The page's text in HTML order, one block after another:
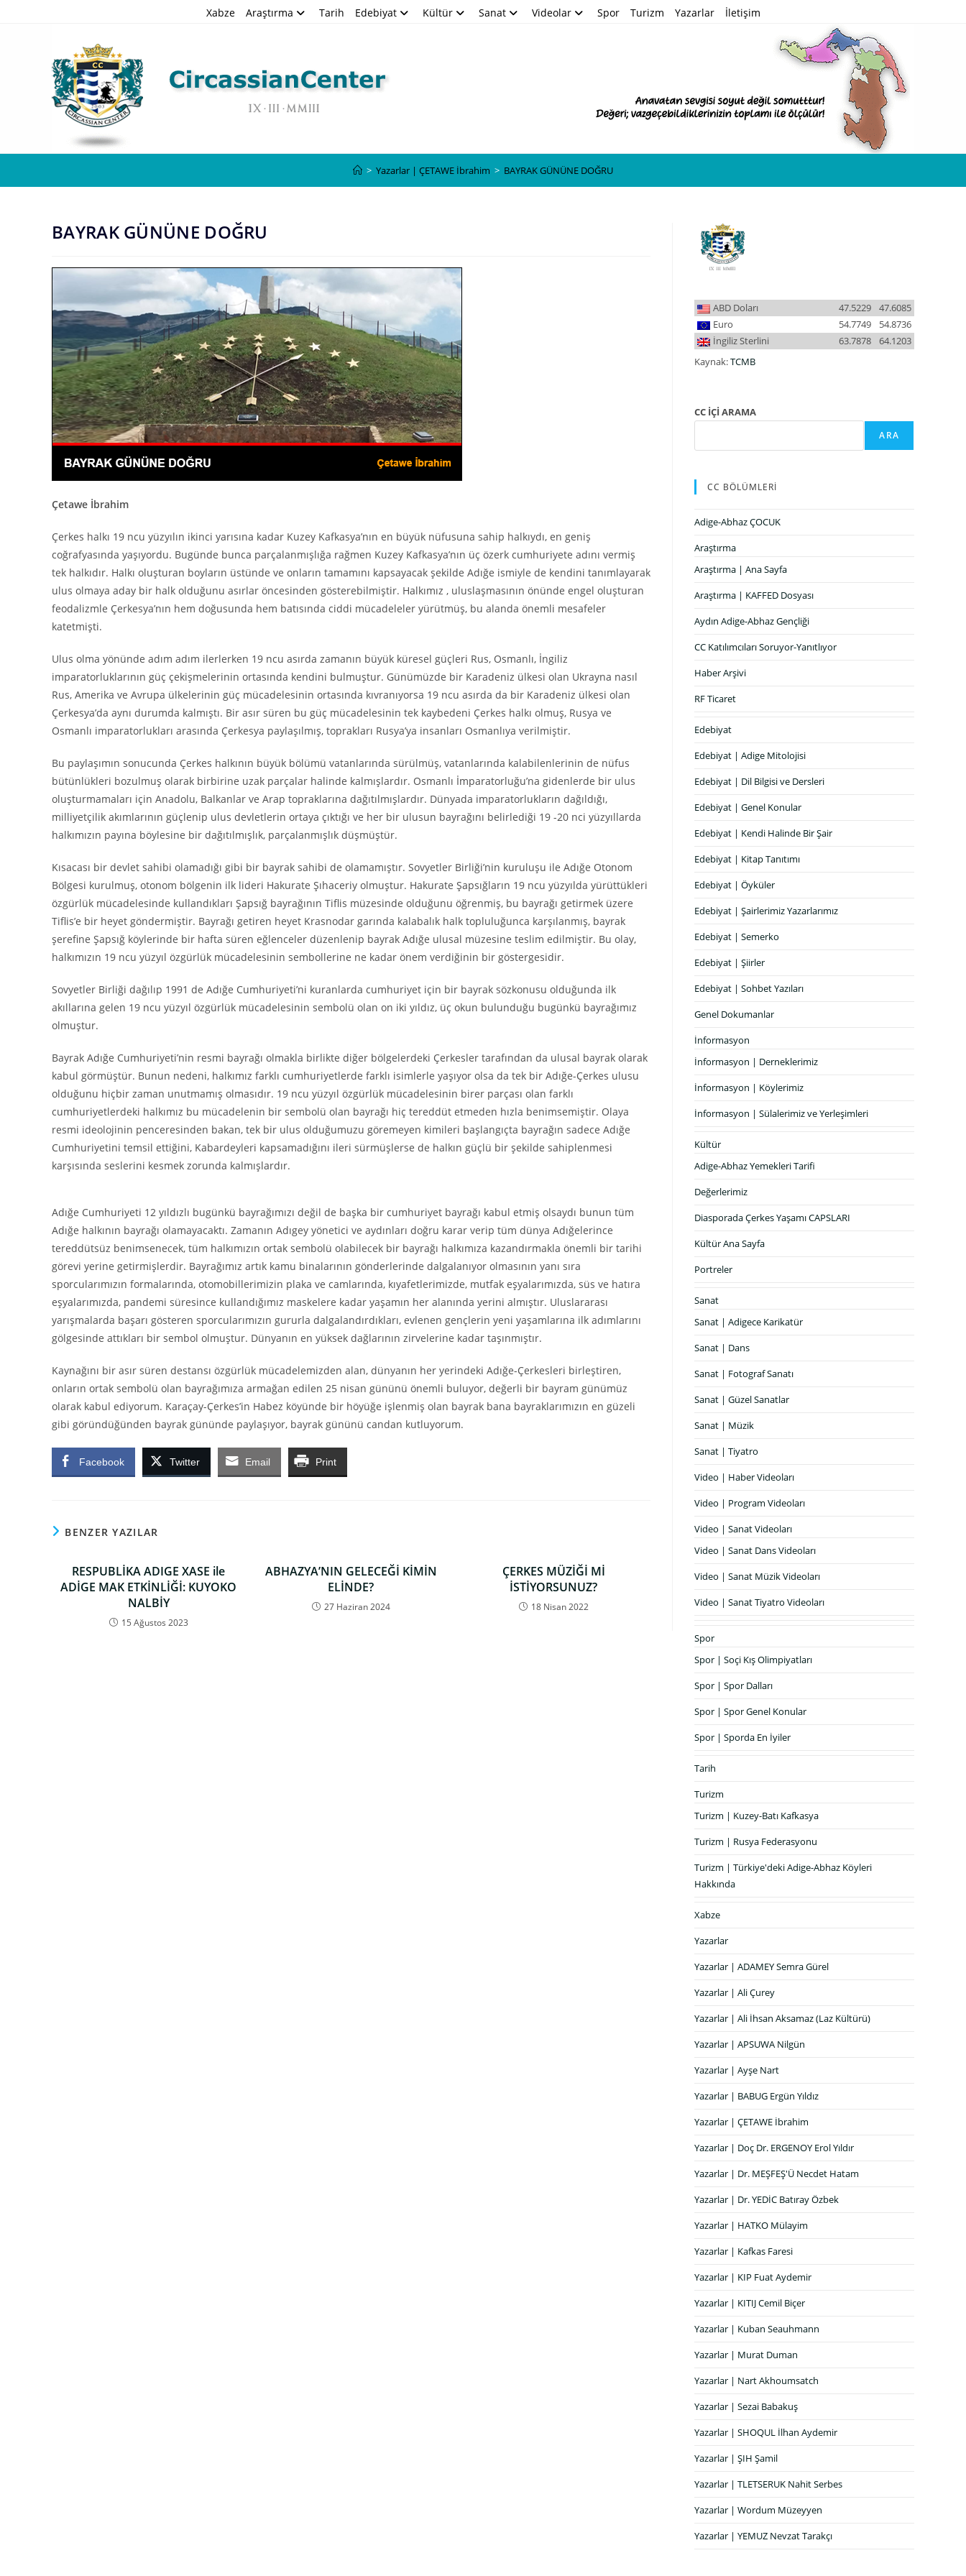
Xabze Araştırma Tarih Edebiyat Kültür Sanat Videolar Spor Turizm Yazarlar İletişim
> Yazarlar | ÇETAWE İbrahim > BAYRAK GÜNÜNE DOĞRU
BAYRAK GÜNÜNE DOĞRU
Çetawe İbrahim
Çerkes halkı 19 ncu yüzyılın ikinci yarısına kadar Kuzey Kafkasya’nın en büyük nüfusuna sahip halkıydı, en geniş
coğrafyasında yaşıyordu. Bugünde bunca parçalanmışlığa rağmen Kuzey Kafkasya’nın üç özerk cumhuriyete adını vermiş
tek halkıdır. Halkı oluşturan boyların üstünde ve onların tamamını kapsayacak şekilde Adığe ismiyle de kendini tanımlayarak
ulus olmaya aday bir halk olduğunu asırlar öncesinden gösterebilmiştir. Halkımız , uluslaşmasının önünde engel oluşturan
feodalizmle Çerkesya’nın hem doğusunda hem batısında ciddi mücadeleler yürütmüş, bu alanda önemli mesafeler
katetmişti.
Ulus olma yönünde adım adım ilerlerken 19 ncu asırda zamanın büyük küresel güçleri Rus, Osmanlı, İngiliz
imparatorluklarının güç çekişmelerinin ortasında kendini bulmuştur. Günümüzde bir Karadeniz ülkesi olan Ukrayna nasıl
Rus, Amerika ve Avrupa ülkelerinin güç mücadelesinin ortasında kıvranıyorsa 19 ncu asırda da bir Karadeniz ülkesi olan
Çerkesya’da aynı durumda kalmıştı. Bir asır süren bu güç mücadelesinin tek kaybedeni Çerkes halkı olmuş, Rusya ve
Osmanlı imparatorlukları arasında Çerkesya paylaşılmış, toprakları Rusya’ya insanları Osmanlıya verilmiştir.
Bu paylaşımın sonucunda Çerkes halkının büyük bölümü vatanlarında sürülmüş, vatanlarında kalabilenlerinin de nüfus
bütünlükleri bozulmuş olarak birbirine uzak parçalar halinde kalmışlardır. Osmanlı İmparatorluğu’na gidenlerde bir ulus
oluşturmamaları için Anadolu, Balkanlar ve Arap topraklarına dağıtılmışlardır. Dünyada imparatorlukların dağıldığı,
milliyetçilik akımlarının güçlenip ulus devletlerin ortaya çıktığı ve her bir ulusun bayrağını belirlediği 19 -20 nci yüzyıllarda
halkımızın payına böylesine bir dağıtılmışlık, parçalanmışlık düşmüştür.
Kısacası bir devlet sahibi olamadığı gibi bir bayrak sahibi de olamamıştır. Sovyetler Birliği’nin kuruluşu ile Adığe Otonom
Bölgesi kurulmuş, otonom bölgenin ilk lideri Hakurate Şıhaceriy olmuştur. Hakurate Şapsığların 19 ncu yüzyılda yürüttükleri
özgürlük mücadelesinde kullandıkları Şapsığ bayrağının Tiflis müzesinde olduğunu öğrenmiş, bu bayrağı getirmek üzere
Tiflis’e bir heyet göndermiştir. Bayrağı getiren heyet Krasnodar garında kalabalık halk topluluğunca karşılanmış, bayrak
şerefine Şapsığ köylerinde bir hafta süren eğlenceler düzenlenip bayrak Adığe ulusal müzesine teslim edilmiştir. Bu olay,
halkımızın 19 ncu yüzyıl özgürlük mücadelesinin sembollerine ne kadar önem verdiğinin bir göstergesidir.
Sovyetler Birliği dağılıp 1991 de Adığe Cumhuriyeti’ni kuranlarda cumhuriyet için bir bayrak sözkonusu olduğunda ilk
akıllarına gelen 19 ncu yüzyıl özgürlük mücadelesinin sembolü olan on iki yıldız, üç okun bulunduğu bugünkü bayrağımız
olmuştur.
Bayrak Adığe Cumhuriyeti’nin resmi bayrağı olmakla birlikte diğer bölgelerdeki Çerkesler tarafından da ulusal bayrak olarak
kabul görmüştür. Bunun nedeni, halkımız farklı cumhuriyetlerde farklı isimlerle yaşıyor olsa da tek bir Adığe-Çerkes ulusu
olduğunu hiçbir zaman unutmamış olmasıdır. 19 ncu yüzyıl özgürlük mücadelesinin birer parçası olan farklı
cumhuriyetlerdeki halkımız bu mücadelenin bir sembolü olan bayrağı hiç tereddüt etmeden hızla benimsemiştir. Olaya
resmi ideolojinin penceresinden bakan, tek bir ulus olduğumuzu göremeyen kimileri başlangıçta bayrağın sadece Adığe
Cumhuriyetini temsil ettiğini, Kabardeyleri kapsamadığını ileri sürmüşlerse de halkın güçlü bir şekilde sahiplenmesi
karşısında seslerini kesmek zorunda kalmışlardır.
Adığe Cumhuriyeti 12 yıldızlı bugünkü bayrağımızı değil de başka bir cumhuriyet bayrağı kabul etmiş olsaydı bunun tüm
Adığe halkının bayrağı olamayacaktı. Zamanın Adıgey yönetici ve aydınları doğru karar verip tüm dünya Adığelerince
tereddütsüz benimsenecek, tüm halkımızın ortak sembolü olabilecek bir bayrağı halkımıza kazandırmakla önemli bir tarihi
görevi yerine getirmişlerdir. Bayrağımız artık kamu binalarının gönderlerinde dalgalanıyor olmasının yanı sıra
sporcularımızın formalarında, otomobillerimizin plaka ve camlarında, kıyafetlerimizde, mutfak eşyalarımızda, süs ve hatıra
eşyalarımızda, pandemi süresince kullandığımız maskelere kadar yaşamın her alanında yerini almıştır. Uluslararası
yarışmalarda başarı gösteren sporcularımızın gururla dalgalandırdıkları, evlenen gençlerin yeni yaşamlarına ilk adımlarını
gölgesinde attıkları bir sembol olmuştur. Dünyanın en yüksek dağlarının zirvelerine kadar taşınmıştır.
Kaynağını bir asır süren destansı özgürlük mücadelemizden alan, dünyanın her yerindeki Adığe-Çerkesleri birleştiren,
onların ortak sembolü olan bayrağımıza armağan edilen 25 nisan gününü önemli buluyor, değerli bir bayram günümüz
olarak kabul ediyorum. Karaçay-Çerkes’in Habez köyünde bir höyüğe işlenmiş olan bayrak bana bayraklarımızın en güzeli
gibi göründüğünden bayrak gününde paylaşıyor, bayrak gününü candan kutluyorum.
Facebook Twitter Email Print
BENZER YAZILAR
RESPUBLİKA ADIGE XASE ile
ADİGE MAK ETKİNLİĞİ: KUYOKO
NALBİY
15 Ağustos 2023
ABHAZYA’NIN GELECEĞİ KİMİN
ELİNDE?
27 Haziran 2024
ÇERKES MÜZİĞİ Mİ
İSTİYORSUNUZ?
18 Nisan 2022
ABD Doları 47.6085
47.5229
Euro
54.8736
54.7749
İngiliz Sterlini
64.1203
63.7878
Kaynak:TCMB
CC İÇİ ARAMA
ARA
CC BÖLÜMLERİ
Adige-Abhaz ÇOCUK
Araştırma
Araştırma | Ana Sayfa
Araştırma | KAFFED Dosyası
Aydın Adige-Abhaz Gençliği
CC Katılımcıları Soruyor-Yanıtlıyor
Haber Arşivi
RF Ticaret
Edebiyat
Edebiyat | Adige Mitolojisi
Edebiyat | Dil Bilgisi ve Dersleri
Edebiyat | Genel Konular
Edebiyat | Kendi Halinde Bir Şair
Edebiyat | Kitap Tanıtımı
Edebiyat | Öyküler
Edebiyat | Şairlerimiz Yazarlarımız
Edebiyat | Semerko
Edebiyat | Şiirler
Edebiyat | Sohbet Yazıları
Genel Dokumanlar
İnformasyon
İnformasyon | Derneklerimiz
İnformasyon | Köylerimiz
İnformasyon | Sülalerimiz ve Yerleşimleri
Kültür
Adige-Abhaz Yemekleri Tarifi
Değerlerimiz
Diasporada Çerkes Yaşamı CAPSLARI
Kültür Ana Sayfa
Portreler
Sanat
Sanat | Adigece Karikatür
Sanat | Dans
Sanat | Fotograf Sanatı
Sanat | Güzel Sanatlar
Sanat | Müzik
Sanat | Tiyatro
Video | Haber Videoları
Video | Program Videoları
Video | Sanat Videoları
Video | Sanat Dans Videoları
Video | Sanat Müzik Videoları
Video | Sanat Tiyatro Videoları
Spor
Spor | Soçi Kış Olimpiyatları
Spor | Spor Dalları
Spor | Spor Genel Konular
Spor | Sporda En İyiler
Tarih
Turizm
Turizm | Kuzey-Batı Kafkasya
Turizm | Rusya Federasyonu
Turizm | Türkiye'deki Adige-Abhaz Köyleri
Hakkında
Xabze
Yazarlar
Yazarlar | ADAMEY Semra Gürel
Yazarlar | Ali Çurey
Yazarlar | Ali İhsan Aksamaz (Laz Kültürü)
Yazarlar | APSUWA Nilgün
Yazarlar | Ayşe Nart
Yazarlar | BABUG Ergün Yıldız
Yazarlar | ÇETAWE İbrahim
Yazarlar | Doç Dr. ERGENOY Erol Yıldır
Yazarlar | Dr. MEŞFEŞ'Ü Necdet Hatam
Yazarlar | Dr. YEDİC Batıray Özbek
Yazarlar | HATKO Mülayim
Yazarlar | Kafkas Faresi
Yazarlar | KIP Fuat Aydemir
Yazarlar | KITIJ Cemil Biçer
Yazarlar | Kuban Seauhmann
Yazarlar | Murat Duman
Yazarlar | Nart Akhoumsatch
Yazarlar | Sezai Babakuş
Yazarlar | SHOQUL İlhan Aydemir
Yazarlar | ŞIH Şamil
Yazarlar | TLETSERUK Nahit Serbes
Yazarlar | Wordum Müzeyyen
Yazarlar | YEMUZ Nevzat Tarakçı